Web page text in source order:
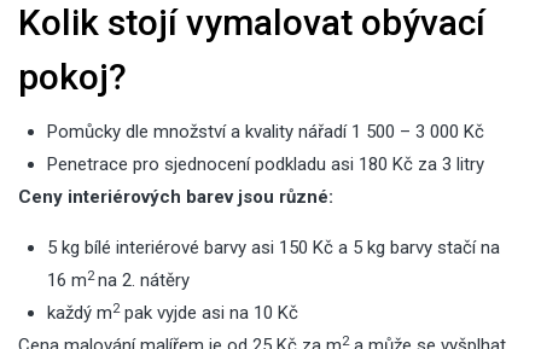
Kolik stojí vymalovat obývací
pokoj?
Pomůcky dle množství a kvality nářadí 1 500 – 3 000 Kč
Penetrace pro sjednocení podkladu asi 180 Kč za 3 litry
Ceny interiérových barev jsou různé:
5 kg bílé interiérové barvy asi 150 Kč a 5 kg barvy stačí na
16 m2na 2. nátěry
každý m2pak vyjde asi na 10 Kč
2